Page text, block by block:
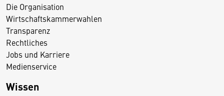
Die Organisation
Wirtschaftskammerwahlen
Transparenz
Rechtliches
Jobs und Karriere
Medienservice
Wissen